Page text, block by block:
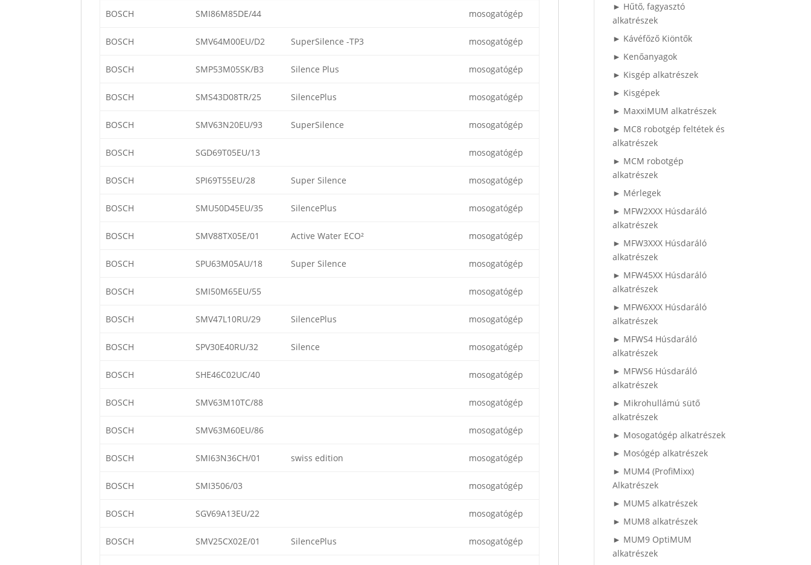
BOSCH SMI86M85DE/44 mosogatógép
BOSCH SMV64M00EU/D2 SuperSilence -TP3 mosogatógép
BOSCH SMP53M05SK/B3 Silence Plus mosogatógép
BOSCH SMS43D08TR/25 SilencePlus mosogatógép
BOSCH SMV63N20EU/93 SuperSilence mosogatógép
BOSCH SGD69T05EU/13 mosogatógép
BOSCH SPI69T55EU/28 Super Silence mosogatógép
BOSCH SMU50D45EU/35 SilencePlus mosogatógép
BOSCH SMV88TX05E/01 Active Water ECO² mosogatógép
BOSCH SPU63M05AU/18 Super Silence mosogatógép
BOSCH SMI50M65EU/55 mosogatógép
BOSCH SMV47L10RU/29 SilencePlus mosogatógép
BOSCH SPV30E40RU/32 Silence mosogatógép
BOSCH SHE46C02UC/40 mosogatógép
BOSCH SMV63M10TC/88 mosogatógép
BOSCH SMV63M60EU/86 mosogatógép
BOSCH SMI63N36CH/01 swiss edition mosogatógép
BOSCH SMI3506/03 mosogatógép
BOSCH SGV69A13EU/22 mosogatógép
BOSCH SMV25CX02E/01 SilencePlus mosogatógép
► Hűtő, fagyasztó
alkatrészek
► Kávéfőző Kiöntők
► Kenőanyagok
► Kisgép alkatrészek
► Kisgépek
► MaxxiMUM alkatrészek
► MC8 robotgép feltétek és
alkatrészek
► MCM robotgép
alkatrészek
► Mérlegek
► MFW2XXX Húsdaráló
alkatrészek
► MFW3XXX Húsdaráló
alkatrészek
► MFW45XX Húsdaráló
alkatrészek
► MFW6XXX Húsdaráló
alkatrészek
► MFWS4 Húsdaráló
alkatrészek
► MFWS6 Húsdaráló
alkatrészek
► Mikrohullámú sütő
alkatrészek
► Mosogatógép alkatrészek
► Mosógép alkatrészek
► MUM4 (ProfiMixx)
Alkatrészek
► MUM5 alkatrészek
► MUM8 alkatrészek
► MUM9 OptiMUM
alkatrészek